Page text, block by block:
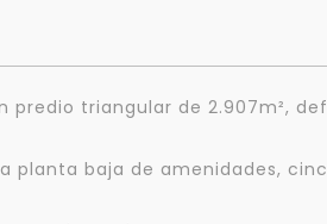
triangular de 2.907m²,
baja de amenidades,